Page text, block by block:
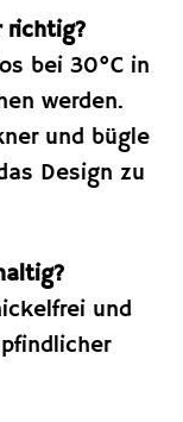
richtig?
bei 30°C in
werden.
und bügle
Design zu
und